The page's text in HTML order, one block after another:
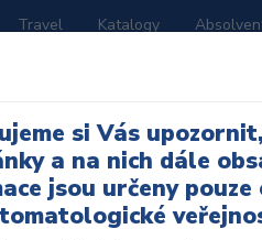
Travel Katalogy
si Vás
a na nich dále
jsou určeny pouze